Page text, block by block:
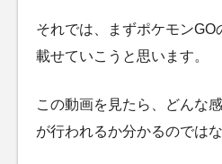
それでは、まずポケモンGO
載せていこうと思います。
この動画を見たら、どんな
が行われるか分かるのでは